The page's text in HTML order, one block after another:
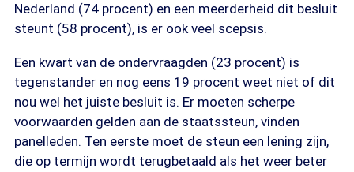
Nederland (74 procent) en een meerderheid dit besluit
steunt (58 procent), is er ook veel scepsis.
Een kwart van de ondervraagden (23 procent) is
tegenstander en nog eens 19 procent weet niet of dit
nou wel het juiste besluit is. Er moeten scherpe
voorwaarden gelden aan de staatssteun, vinden
panelleden. Ten eerste moet de steun een lening zijn,
die op termijn wordt terugbetaald als het weer beter